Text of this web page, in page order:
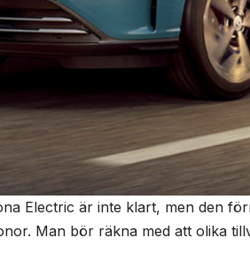
Electric är inte klart, men den
Man bör räkna med att olika